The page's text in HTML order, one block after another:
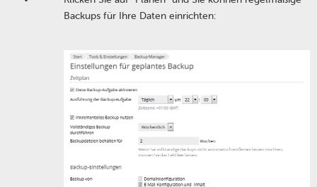
Backups für Ihre Daten einrichten: